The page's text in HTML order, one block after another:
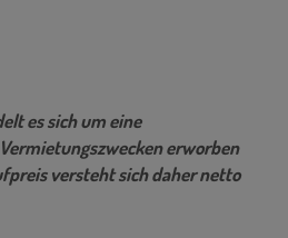
es sich um eine
erworben
versteht sich daher netto